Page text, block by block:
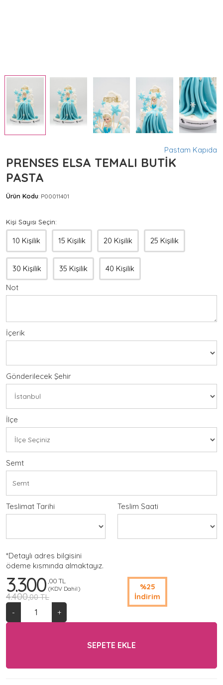
Pastam Kapıda
PRENSES ELSA TEMALI BUTİK
PASTA
Ürün Kodu: P00011401
Kişi Sayısı Seçin:
10 Kişilik 15 Kişilik 20 Kişilik 25 Kişilik
30 Kişilik 35 Kişilik
40 Kişilik
Not
İçerik
Gönderilecek Şehir
İlçe
Semt
Teslimat Tarihi Teslim Saati
*Detaylı adres bilgisini
ödeme kısmında almaktayız.
%25
İndirim
3.300 ,00 TL
(KDV Dahil)
4.400,00 TL
-
+
SEPETE EKLE